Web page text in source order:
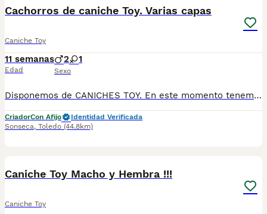
Cachorros de caniche Toy. Varias capas
Caniche Toy
11 semanas
Edad
2 1
Sexo
Disponemos de CANICHES TOY. En este momento tenemos en color negro, color apricot/rojo y color chocolate. Son cachorros nacionales, criados por nosotros, en nuestro centro, con pedigrí, Inscritos en el Libro de Orígenes Canino de España de la Federación Cinologica, se entregan con una garantía sanitaria escrita y contrato de compraventa, desparasitados y vacunados (con su cartilla sanitaria). Lo ideal es venir al criadero, conocer la camada, interactuar con ellos, ver comportamiento, carácter, etc y valorar. Si se decide visitar el criadero, ruego sea previa cita para dedicarles el tiempo que necesiten y aclararles las dudas. Padres a la vista en el criadero y excelente carácter, de 3,100 kilos el padre y 2,900 kilos la madre aproximadamente. A los padres les hemos realizado pruebas genéticas con marcadores de ADN para determinar que están libres de una serie de enfermedades: √ Hipocatalasia (Afecta al Sistema Digestivo). √ PRA (Atrofia Progresiva de Retina). √ Enfermedad de Von-Willebrands tipo 1 (Trastorno Hemorrágico). √ Hiperuricemia (HUU) (Trastorno del Sistema Urinario). √ La Osteocondrodisplasia (TOC) (Afecta al Sistema Esquelético). √ La Heterocigosidad. √ Gangliosidosis (GM2 Type II) (Afecta al Sistema Nervioso). √ Mielopatía Degenerativa, DM (Afecta al Sistema Nervioso). √ PRCD (Degeneración Progresiva de Órganos Sensoriales). √ Encefalopatía neonatal (Afecta al desarrollo del Sistema Nervioso). LLAMENOS Y LES INFORMAMOS AL 609369666 Estamos en Sonseca. Toledo POSIBILIDAD DE PAGAR A PLAZOS
CriadorCon Afijo
Identidad Verificada
Sonseca, Toledo (44.8km)
Caniche Toy Macho y Hembra !!!
Caniche Toy